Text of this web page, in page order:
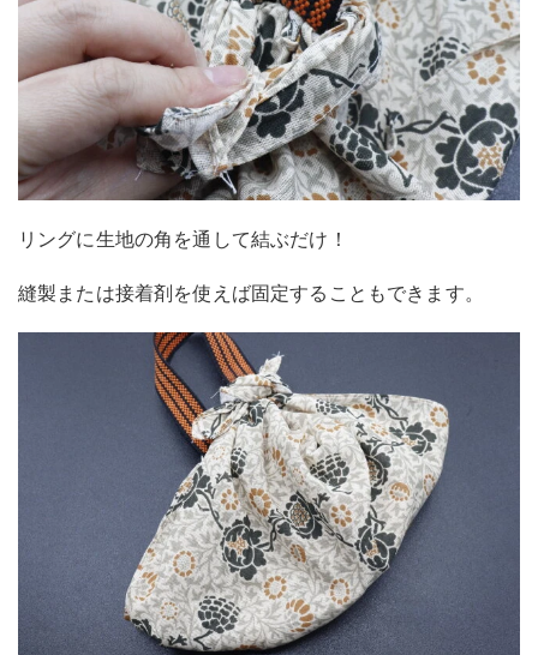
リングに生地の角を通して結ぶだけ！
縫製または接着剤を使えば固定することもできます。